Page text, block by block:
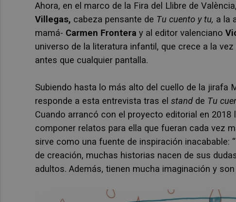
Ahora, en el marco de la Fira del Llibre de València,
Villegas, cabeza pensante de Tu cuento y tu, a la
mamá- Carmen Frontera y al editor valenciano
universo de la literatura infantil, que crece a la
antes que cualquier pantalla.
Subiendo hasta lo más alto del cuello de la jirafa
responde a esta entrevista tras el stand de Tu
Cuando arrancó con el proyecto editorial en
componer relatos para ella que fueran cada vez
sirve como una fuente de inspiración inacabable:
de creación, muchas historias nacen de sus
adultos. Además, tienen mucha imaginación y